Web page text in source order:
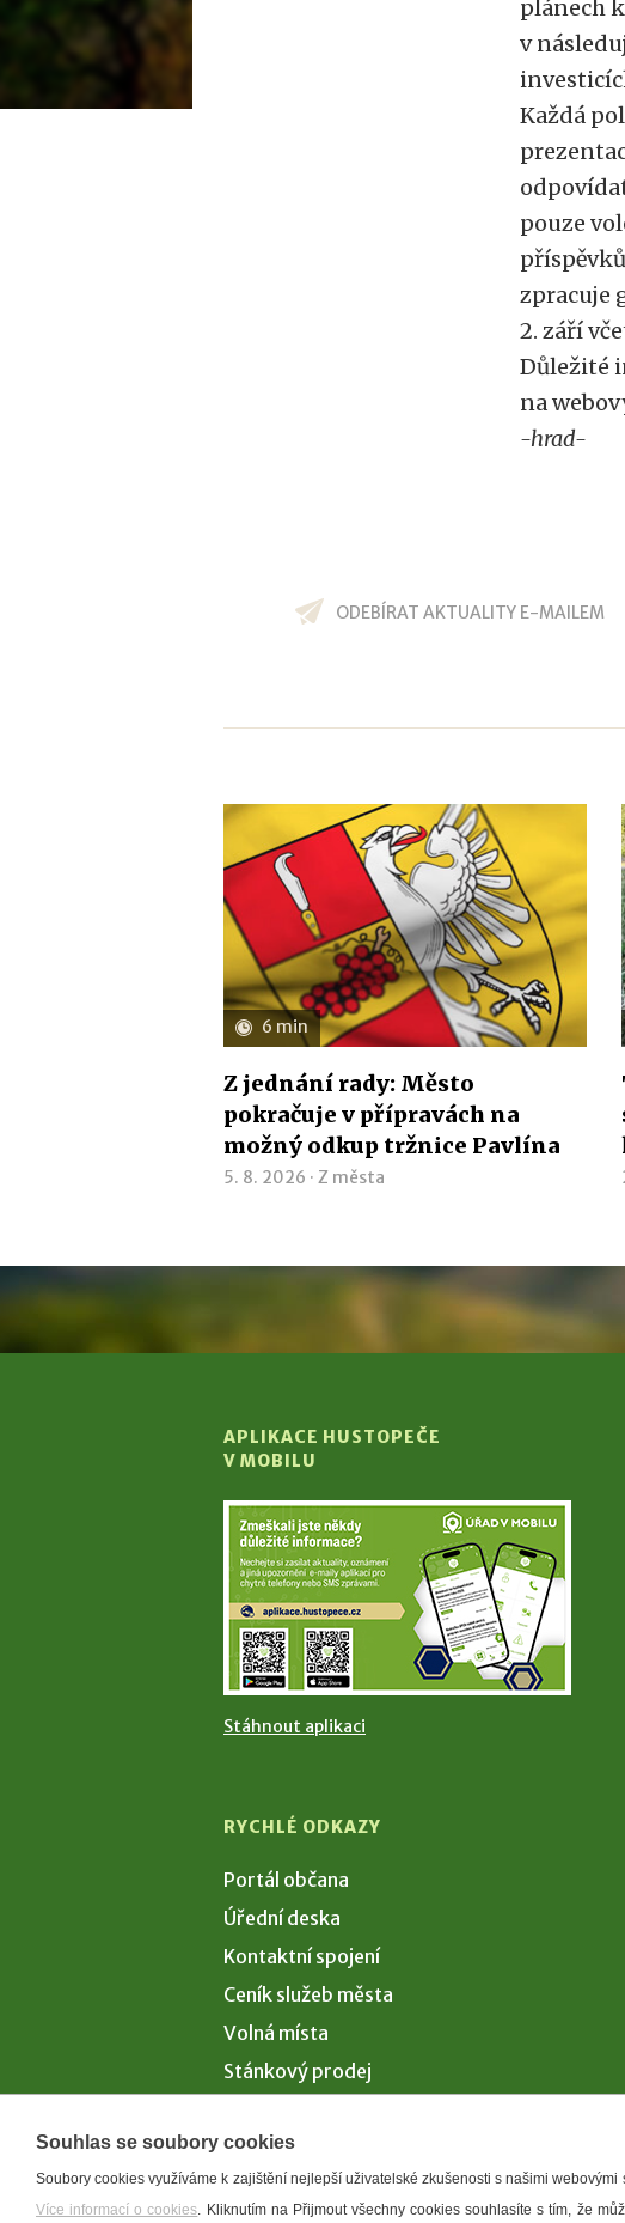
plánech
v
Každá
pouze
zpracuje
2. září
Důležité
na
-hrad-
ODEBÍRAT AKTUALITY E-MAILEM
6 min
Z jednání rady: Město
pokračuje v přípravách na
možný odkup tržnice Pavlína
5. 8. 2026 · Z města
APLIKACE HUSTOPEČE
V MOBILU
Stáhnout aplikaci
RYCHLÉ ODKAZY
Portál občana
Úřední deska
Kontaktní spojení
Ceník služeb města
Volná místa
Stánkový prodej
Souhlas se soubory cookies
Soubory cookies využíváme k zajištění nejlepší uživatelské zkušenosti s našimi
Více informací o cookies. Kliknutím na Přijmout všechny cookies souhlasíte s tím, že